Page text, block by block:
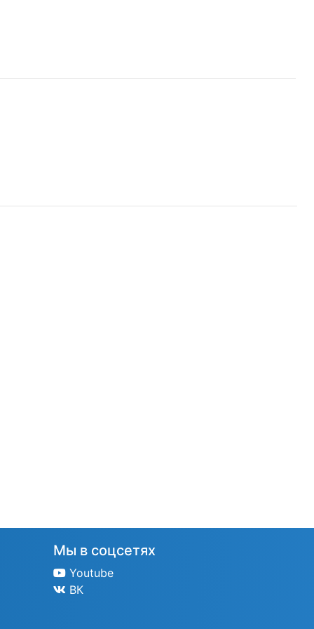
Мы в соцсетях
Youtube
ВК